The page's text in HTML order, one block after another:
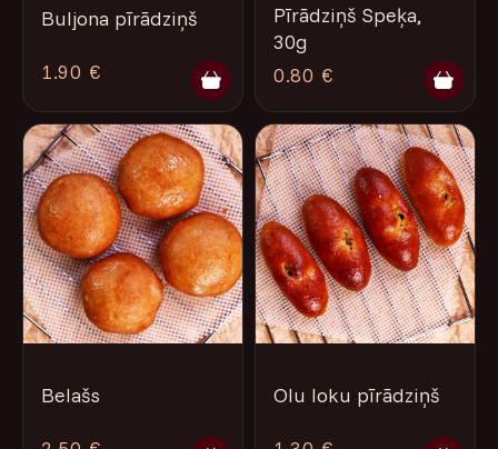
Buljona pīrādziņš
1.90 €
Pīrādziņš Speķa,
30g
0.80 €
Belašs Olu loku pīrādziņš